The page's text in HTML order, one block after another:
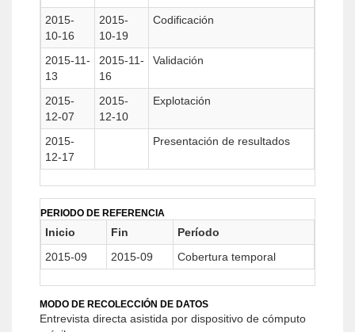
2015-
10-16
2015-
10-19
Codificación
2015-11-
13
2015-11-
16
Validación
2015-
12-07
2015-
12-10
Explotación
2015-
12-17
Presentación de resultados
PERIODO DE REFERENCIA
Inicio Fin
Período
2015-09
2015-09 Cobertura temporal
MODO DE RECOLECCIÓN DE DATOS
Entrevista directa asistida por dispositivo de cómputo